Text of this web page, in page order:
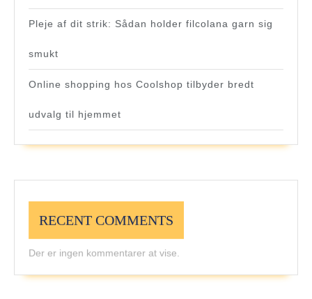
Pleje af dit strik: Sådan holder filcolana garn sig
smukt
Online shopping hos Coolshop tilbyder bredt
udvalg til hjemmet
RECENT COMMENTS
Der er ingen kommentarer at vise.